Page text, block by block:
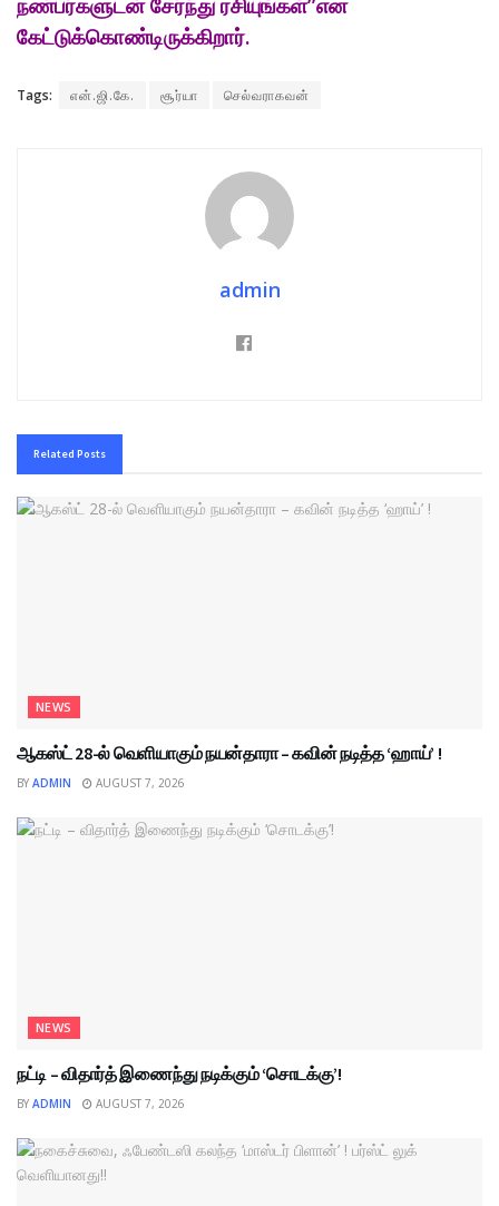
கேட்டுக்கொண்டிருக்கிறார்.
Tags: என்.ஜி.கே. சூர்யா செல்வராகவன்
admin
Related Posts
NEWS
ஆகஸ்ட் 28-ல் வெளியாகும் நயன்தாரா – கவின் நடித்த ‘ஹாய்’ !
BY ADMIN AUGUST 7, 2026
NEWS
நட்டி – விதார்த் இணைந்து நடிக்கும் ‘சொடக்கு’!
BY ADMIN AUGUST 7, 2026